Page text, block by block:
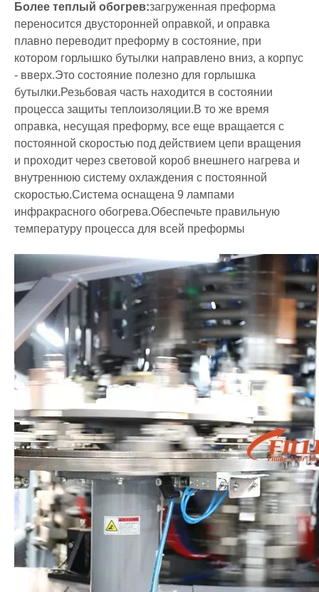
Более теплый обогрев:загруженная преформа
переносится двусторонней оправкой, и оправка
плавно переводит преформу в состояние, при
котором горлышко бутылки направлено вниз, а корпус
- вверх.Это состояние полезно для горлышка
бутылки.Резьбовая часть находится в состоянии
процесса защиты теплоизоляции.В то же время
оправка, несущая преформу, все еще вращается с
постоянной скоростью под действием цепи вращения
и проходит через световой короб внешнего нагрева и
внутреннюю систему охлаждения с постоянной
скоростью.Система оснащена 9 лампами
инфракрасного обогрева.Обеспечьте правильную
температуру процесса для всей преформы